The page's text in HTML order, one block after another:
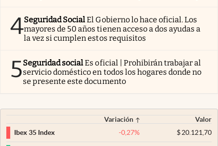
4Seguridad SocialEl Gobierno lo hace oficial. Los
mayores de 50 años tienen acceso a dos ayudas a
la vez si cumplen estos requisitos
5Seguridad socialEs oficial | Prohibirán trabajar al
servicio doméstico en todos los hogares donde no
se presente este documento
Variación
Valor
Ibex 35 Index
-0,27% $20.121,70